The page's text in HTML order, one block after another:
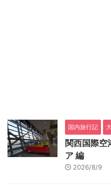
国内旅行記
関西国際空
ア 編
2026/8/9